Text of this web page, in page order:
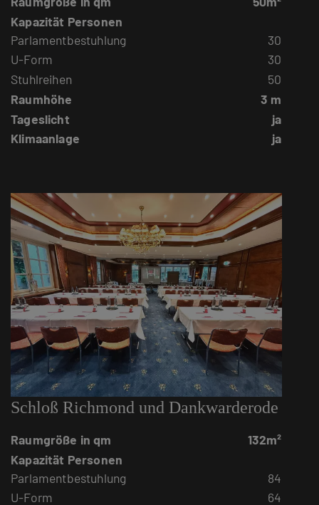
Kapazität Personen
Parlamentbestuhlung
30
U-Form
30
Stuhlreihen
50
Raumhöhe
3 m
Tageslicht
ja
Klimaanlage
ja
Schloß Richmond und Dankwarderode
Raumgröße in qm
132m²
Kapazität Personen
Parlamentbestuhlung
84
U-Form
64